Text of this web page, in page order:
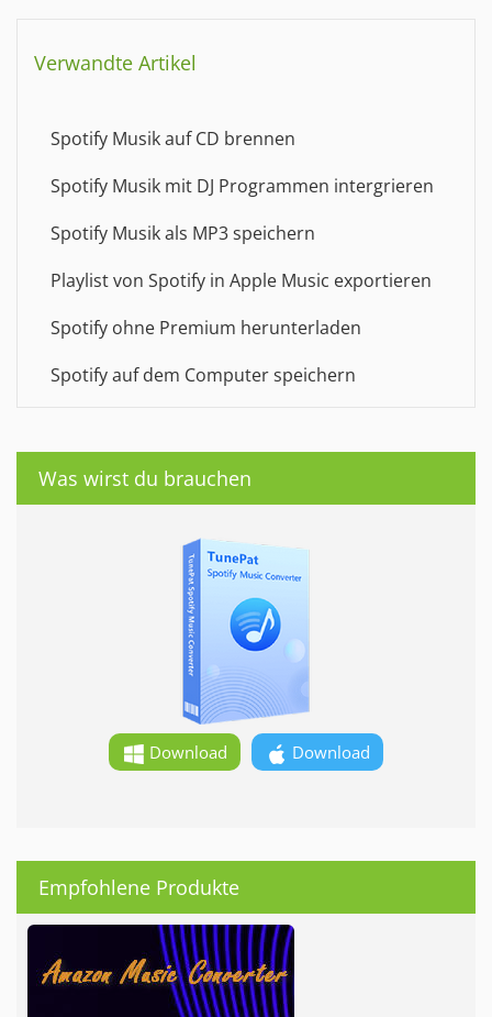
Verwandte Artikel
Spotify Musik auf CD brennen
Spotify Musik mit DJ Programmen intergrieren
Spotify Musik als MP3 speichern
Playlist von Spotify in Apple Music exportieren
Spotify ohne Premium herunterladen
Spotify auf dem Computer speichern
Was wirst du brauchen
Download Download
Empfohlene Produkte